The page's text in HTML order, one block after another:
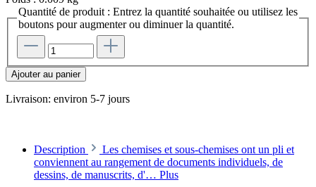
Quantité de produit : Entrez la quantité souhaitée ou utilisez les
boutons pour augmenter ou diminuer la quantité.
Ajouter au panier
Livraison: environ 5-7 jours
Description
Les chemises et sous-chemises ont un pli et
conviennent au rangement de documents individuels, de
dessins, de manuscrits, d'… Plus